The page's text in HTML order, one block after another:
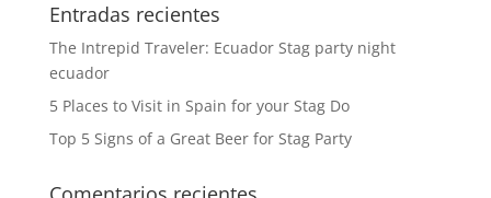
Entradas recientes
The Intrepid Traveler: Ecuador Stag party night
ecuador
5 Places to Visit in Spain for your Stag Do
Top 5 Signs of a Great Beer for Stag Party